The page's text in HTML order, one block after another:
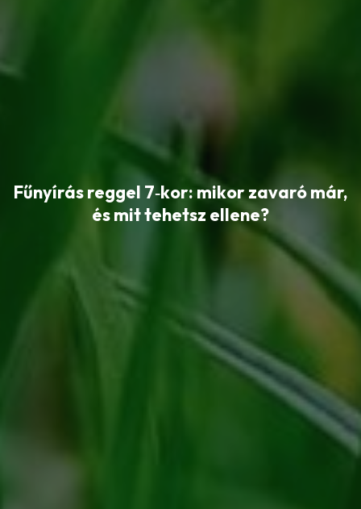
Fűnyírás reggel 7‑kor: mikor zavaró már,
és mit tehetsz ellene?